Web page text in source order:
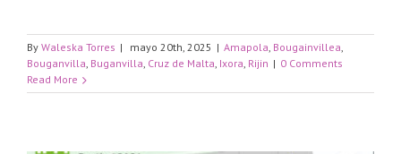
By Waleska Torres | mayo 20th, 2025 | Amapola, Bougainvillea,
Bouganvilla, Buganvilla, Cruz de Malta, Ixora, Rijin | 0 Comments
Read More